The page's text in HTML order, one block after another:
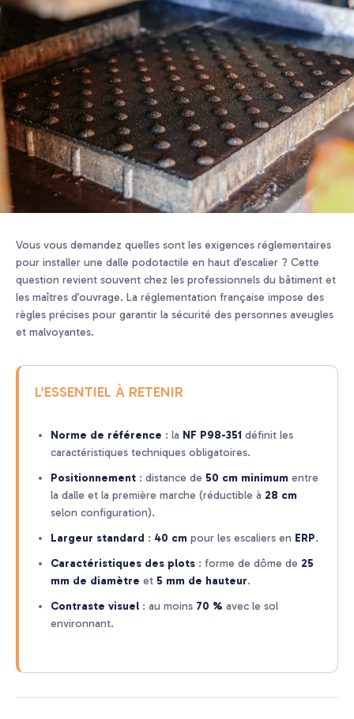
Vous vous demandez quelles sont les exigences réglementaires
pour installer une dalle podotactile en haut d’escalier ? Cette
question revient souvent chez les professionnels du bâtiment et
les maîtres d’ouvrage. La réglementation française impose des
règles précises pour garantir la sécurité des personnes aveugles
et malvoyantes.
L’ESSENTIEL À RETENIR
Norme de référence : la NF P98-351 définit les
caractéristiques techniques obligatoires.
Positionnement : distance de 50 cm minimum entre
la dalle et la première marche (réductible à 28 cm
selon configuration).
Largeur standard : 40 cm pour les escaliers en ERP.
Caractéristiques des plots : forme de dôme de 25
mm de diamètre et 5 mm de hauteur.
Contraste visuel : au moins 70 % avec le sol
environnant.